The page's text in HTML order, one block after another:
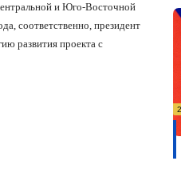
и Юго-Восточной
соответственно, президент
развития проекта с